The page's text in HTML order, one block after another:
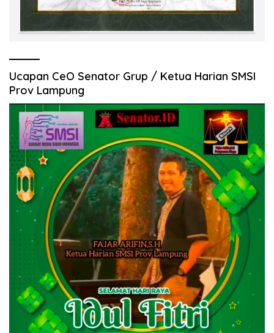
Ucapan CeO Senator Grup / Ketua Harian SMSI
Prov Lampung